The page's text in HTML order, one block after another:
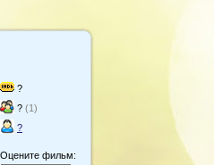
?
? (1)
?
Оцените фильм: